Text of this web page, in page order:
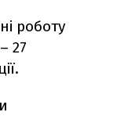
роботу
27